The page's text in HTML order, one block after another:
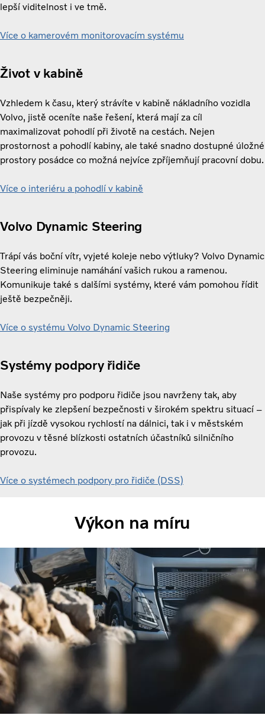
lepší viditelnost i ve tmě.
Více o kamerovém monitorovacím systému
Život v kabině
Vzhledem k času, který strávíte v kabině nákladního vozidla
Volvo, jistě oceníte naše řešení, která mají za cíl
maximalizovat pohodlí při životě na cestách. Nejen
prostornost a pohodlí kabiny, ale také snadno dostupné úložné
prostory posádce co možná nejvíce zpříjemňují pracovní dobu.
Více o interiéru a pohodlí v kabině
Volvo Dynamic Steering
Trápí vás boční vítr, vyjeté koleje nebo výtluky? Volvo Dynamic
Steering eliminuje namáhání vašich rukou a ramenou.
Komunikuje také s dalšími systémy, které vám pomohou řídit
ještě bezpečněji.
Více o systému Volvo Dynamic Steering
Systémy podpory řidiče
Naše systémy pro podporu řidiče jsou navrženy tak, aby
přispívaly ke zlepšení bezpečnosti v širokém spektru situací –
jak při jízdě vysokou rychlostí na dálnici, tak i v městském
provozu v těsné blízkosti ostatních účastníků silničního
provozu.
Více o systémech podpory pro řidiče (DSS)
Výkon na míru